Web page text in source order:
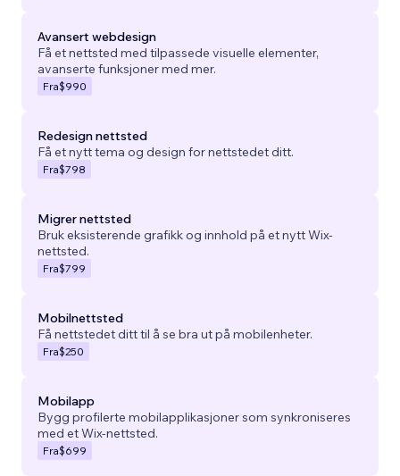
Avansert webdesign
Få et nettsted med tilpassede visuelle elementer,
avanserte funksjoner med mer.
Fra$990
Redesign nettsted
Få et nytt tema og design for nettstedet ditt.
Fra$798
Migrer nettsted
Bruk eksisterende grafikk og innhold på et nytt Wix-
nettsted.
Fra$799
Mobilnettsted
Få nettstedet ditt til å se bra ut på mobilenheter.
Fra$250
Mobilapp
Bygg profilerte mobilapplikasjoner som synkroniseres
med et Wix-nettsted.
Fra$699